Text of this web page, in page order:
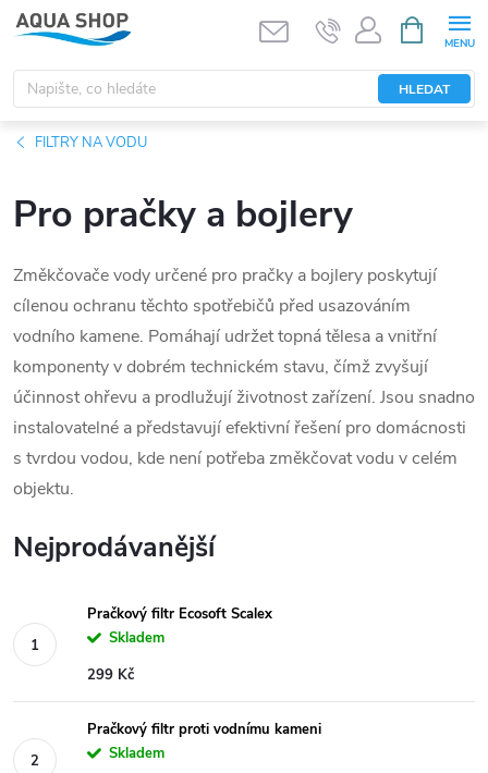
Přejít
na
obsah
HLEDAT
NÁKUPNÍ
KOŠÍK
FILTRY NA VODU
Pro pračky a bojlery
Změkčovače vody určené pro pračky a bojlery poskytují
cílenou ochranu těchto spotřebičů před usazováním
vodního kamene. Pomáhají udržet topná tělesa a vnitřní
komponenty v dobrém technickém stavu, čímž zvyšují
účinnost ohřevu a prodlužují životnost zařízení. Jsou snadno
instalovatelné a představují efektivní řešení pro domácnosti
s tvrdou vodou, kde není potřeba změkčovat vodu v celém
objektu.
Nejprodávanější
Pračkový filtr Ecosoft Scalex
Skladem
299 Kč
Pračkový filtr proti vodnímu kameni
Skladem